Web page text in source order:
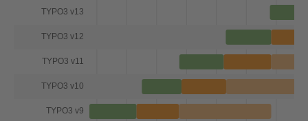
TYPO3 v13
TYPO3 v12
TYPO3 v11
TYPO3 v10
TYPO3 v9